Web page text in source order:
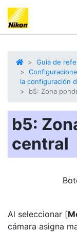
Guia de
la configuración
b5: Zona
b5:
central
Al seleccionar [
cámara asigna